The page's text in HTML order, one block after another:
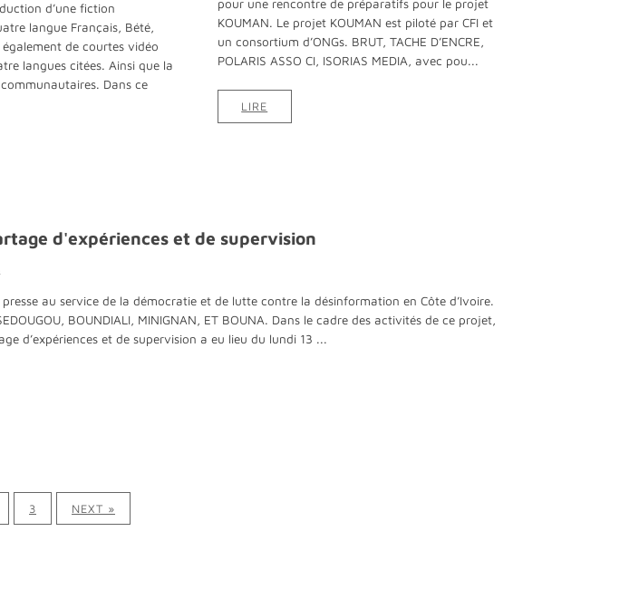
d’une fiction
langue Français, Bété,
de courtes vidéo
langues citées. Ainsi que la
Dans ce
pour une rencontre de préparatifs pour le projet
KOUMAN. Le projet KOUMAN est piloté par CFI et
un consortium d’ONGs. BRUT, TACHE D’ENCRE,
POLARIS ASSO CI, ISORIAS MEDIA, avec pou...
LIRE
d'expériences et de supervision
au service de la démocratie et de lutte contre la désinformation en Côte d’Ivoire.
BOUNDIALI, MINIGNAN, ET BOUNA. Dans le cadre des activités de ce projet,
d’expériences et de supervision a eu lieu du lundi 13 ...
3 NEXT »